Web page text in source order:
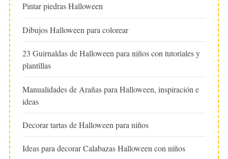
Pintar piedras Halloween
Dibujos Halloween para colorear
23 Guirnaldas de Halloween para niños con tutoriales y
plantillas
Manualidades de Arañas para Halloween, inspiración e
ideas
Decorar tartas de Halloween para niños
Ideas para decorar Calabazas Halloween con niños